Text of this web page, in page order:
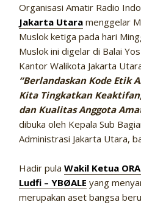
Organisasi Amatir Radio
Jakarta Utara menggelar
Muslok ketiga pada hari
Muslok ini digelar di Balai
Kantor Walikota Jakarta
“Berlandaskan Kode Etik
Kita Tingkatkan
dan Kualitas Anggota
dibuka oleh Kepala Sub
Administrasi Jakarta Utara,
Hadir pulaWakil Ketua
Ludfi – YBØALE yang
merupakan aset bangsa